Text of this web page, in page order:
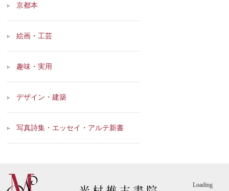
京都本
絵画・工芸
趣味・実用
デザイン・建築
写真詩集・エッセイ・アルテ新書
Loading